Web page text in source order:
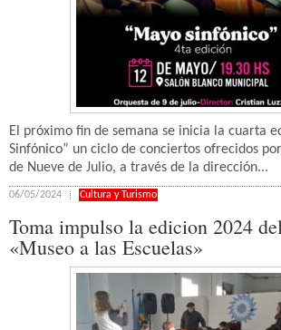
El próximo fin de semana se inicia la cuarta
Sinfónico” un ciclo de conciertos ofrecidos
de Nueve de Julio, a través de la dirección...
06/05/2024 Cultura y Turismo
Toma impulso la edicion 2024
«Museo a las Escuelas»